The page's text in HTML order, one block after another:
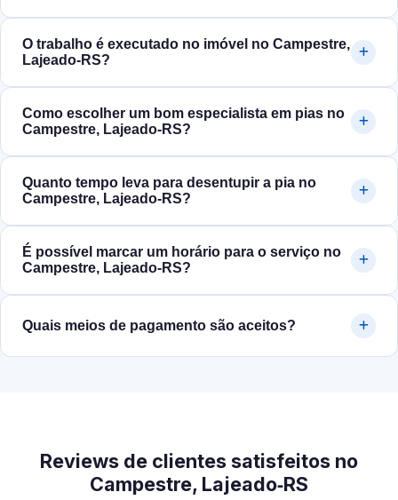
O trabalho é executado no imóvel no Campestre,
Lajeado‑RS?
Como escolher um bom especialista em pias no
Campestre, Lajeado‑RS?
Quanto tempo leva para desentupir a pia no
Campestre, Lajeado‑RS?
É possível marcar um horário para o serviço no
Campestre, Lajeado‑RS?
Quais meios de pagamento são aceitos?
Reviews de clientes satisfeitos no
Campestre, Lajeado‑RS